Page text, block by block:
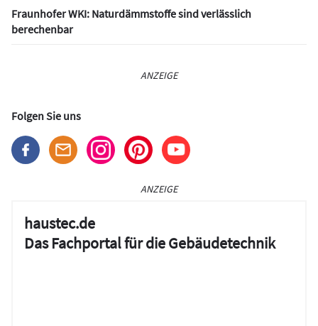
Fraunhofer WKI: Naturdämmstoffe sind verlässlich
berechenbar
ANZEIGE
Folgen Sie uns
ANZEIGE
haustec.de
Das Fachportal für die Gebäudetechnik